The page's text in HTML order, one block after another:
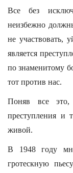
Все без
неизбежно
не участвовать,
является
по знаменитому
тот против нас.
Поняв все
преступления и
живой.
В 1948 году
гротескную